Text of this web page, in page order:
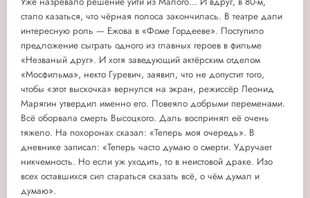
стало казаться, что чёрная полоса закончилась. В театре дали
интересную роль — Ежова в «Фоме Гордееве». Поступило
предложение сыграть одного из главных героев в фильме
«Незваный друг». И хотя заведующий актёрским отделом
«Мосфильма», некто Гуревич, заявил, что не допустит того,
чтобы «этот выскочка» вернулся на экран, режиссёр Леонид
Марягин утвердил именно его. Повеяло добрыми переменами.
Всё оборвала смерть Высоцкого. Даль воспринял её очень
тяжело. На похоронах сказал: «Теперь моя очередь». В
дневнике записал: «Теперь часто думаю о смерти. Удручает
никчемность. Но если уж уходить, то в неистовой драке. Изо
всех оставшихся сил стараться сказать всё, о чём думал и
думаю».